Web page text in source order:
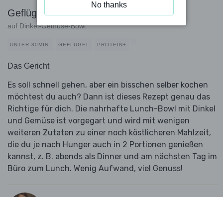
Geflügelhackbällchen Sub-Style
auf Dinkel-Gemüse-Bowl
UNTER 30MIN. GEFLÜGEL PROTEIN+
Das Gericht
Es soll schnell gehen, aber ein bisschen selber kochen
möchtest du auch? Dann ist dieses Rezept genau das
Richtige für dich. Die nahrhafte Lunch-Bowl mit Dinkel
und Gemüse ist vorgegart und wird mit wenigen
weiteren Zutaten zu einer noch köstlicheren Mahlzeit,
die du je nach Hunger auch in 2 Portionen genießen
kannst, z. B. abends als Dinner und am nächsten Tag im
Büro zum Lunch. Wenig Aufwand, viel Genuss!
No thanks